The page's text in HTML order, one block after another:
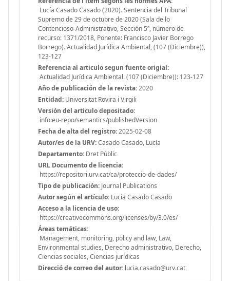
Lucía Casado Casado (2020). Sentencia del Tribunal
Supremo de 29 de octubre de 2020 (Sala de lo
Contencioso-Administrativo, Sección 5ª, número de
recurso: 1371/2018, Ponente: Francisco Javier Borrego
Borrego). Actualidad Jurídica Ambiental, (107 (Diciembre)),
123-127
Referencia al articulo segun fuente origial:
Actualidad Jurídica Ambiental. (107 (Diciembre)): 123-127
Año de publicación de la revista:2020
Entidad: Universitat Rovira i Virgili
Versión del articulo depositado:
info:eu-repo/semantics/publishedVersion
Fecha de alta del registro:2025-02-08
Autor/es de la URV:Casado Casado, Lucía
Departamento: Dret Públic
URL Documento de licencia:
https://repositori.urv.cat/ca/proteccio-de-dades/
Tipo de publicación: Journal Publications
Autor según el artículo: Lucía Casado Casado
Acceso a la licencia de uso:
https://creativecommons.org/licenses/by/3.0/es/
Áreas temáticas:
Management, monitoring, policy and law, Law,
Environmental studies, Derecho administrativo, Derecho,
Ciencias sociales, Ciencias jurídicas
Direcció de correo del autor: lucia.casado@urv.cat